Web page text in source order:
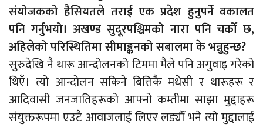
संयोजकको हैसियतले तराई एक प्रदेश हुनुपर्ने वकालत
पनि गर्नुभयो। अखण्ड सुदूरपश्चिमको नारा पनि चर्को छ,
अहिलेको परिस्थितिमा सीमाङ्कनको सबालमा के भन्नुहुन्छ?
सुरुदेखि नै थारू आन्दोलनको टिममा मैले पनि अगुवाइ गरेको
थिएँ। त्यो आन्दोलन सकिने बित्तिकै मधेसी र थारूहरू र
आदिवासी जनजातिहरूको आफ्नो कम्तीमा साझा मुद्दाहरू
संयुक्तरूपमा एउटै आवाजलाई लिएर लड्यौँ भने त्यो मुद्दालाई